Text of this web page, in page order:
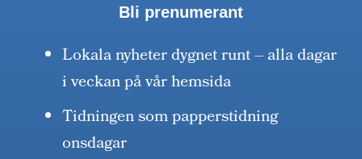
Bli prenumerant
Lokala nyheter dygnet runt – alla dagar
i veckan på vår hemsida
Tidningen som papperstidning
onsdagar